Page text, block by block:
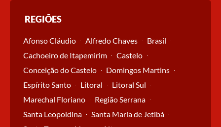
REGIÕES
Afonso Cláudio Alfredo Chaves
Brasil
Cachoeiro de Itapemirim
Castelo
Conceição do Castelo
Domingos Martins
Espírito Santo
Litoral
Litoral Sul
Marechal Floriano
Região Serrana
Santa Leopoldina
Santa Maria de Jetibá